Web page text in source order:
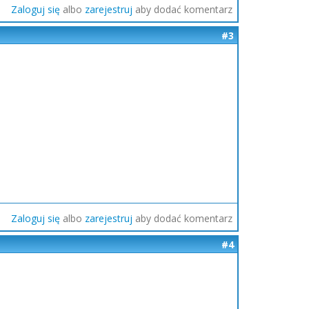
Zaloguj się albo zarejestruj aby dodać komentarz
#3
Zaloguj się albo zarejestruj aby dodać komentarz
#4